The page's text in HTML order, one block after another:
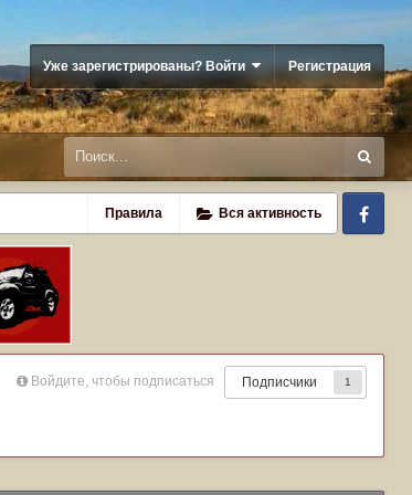
Уже зарегистрированы? Войти Регистрация
Правила Вся активность
Войдите, чтобы подписаться Подписчики 1